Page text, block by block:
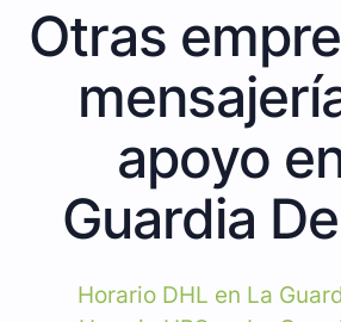
Otras
apoyo
Guardia
Horario DHL en La